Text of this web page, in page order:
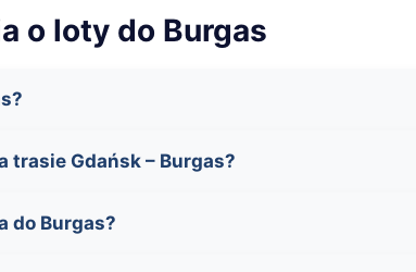
o loty do Burgas
Gdańsk – Burgas?
do Burgas?